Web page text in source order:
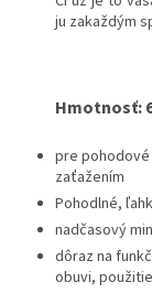
ju zakaždým
Hmotnosť:
pre
zaťažením
Pohodlné,
nadčasový
dôraz na
obuvi,